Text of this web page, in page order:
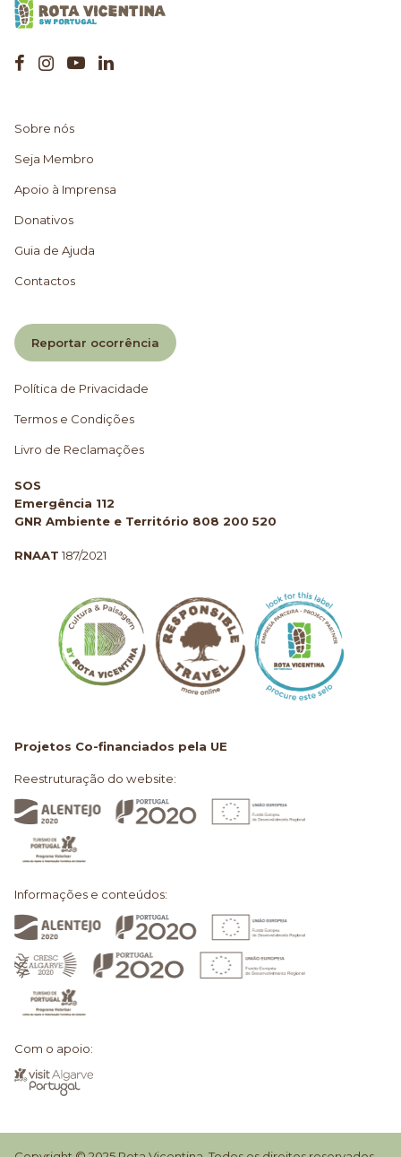
Sobre nós
Seja Membro
Apoio à Imprensa
Donativos
Guia de Ajuda
Contactos
Reportar ocorrência
Política de Privacidade
Termos e Condições
Livro de Reclamações
SOS
Emergência 112
GNR Ambiente e Território 808 200 520
RNAAT 187/2021
Projetos Co-financiados pela UE
Reestruturação do website:
Informações e conteúdos:
Com o apoio: